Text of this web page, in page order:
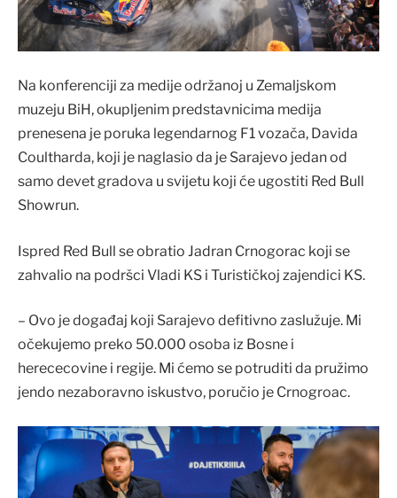
Na konferenciji za medije održanoj u Zemaljskom
muzeju BiH, okupljenim predstavnicima medija
prenesena je poruka legendarnog F1 vozača, Davida
Coultharda, koji je naglasio da je Sarajevo jedan od
samo devet gradova u svijetu koji će ugostiti Red Bull
Showrun.
Ispred Red Bull se obratio Jadran Crnogorac koji se
zahvalio na podršci Vladi KS i Turističkoj zajendici KS.
– Ovo je događaj koji Sarajevo defitivno zaslužuje. Mi
očekujemo preko 50.000 osoba iz Bosne i
herececovine i regije. Mi ćemo se potruditi da pružimo
jendo nezaboravno iskustvo, poručio je Crnogroac.